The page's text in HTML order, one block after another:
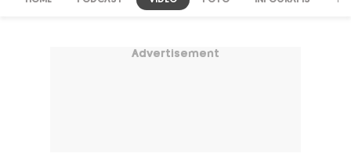
Advertisement